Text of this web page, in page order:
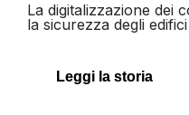
La digitalizzazione dei
la sicurezza degli edifici
Leggi la storia